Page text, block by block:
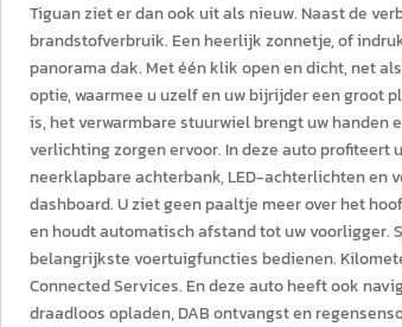
Tiguan ziet er dan ook uit als nieuw. Naast de
brandstofverbruik. Een heerlijk zonnetje, of
panorama dak. Met één klik open en dicht, net
optie, waarmee u uzelf en uw bijrijder een groot
is, het verwarmbare stuurwiel brengt uw handen
verlichting zorgen ervoor. In deze auto
neerklapbare achterbank, LED-achterlichten
dashboard. U ziet geen paaltje meer over het
en houdt automatisch afstand tot uw voorligger.
belangrijkste voertuigfuncties bedienen.
Connected Services. En deze auto heeft ook
draadloos opladen, DAB ontvangst en